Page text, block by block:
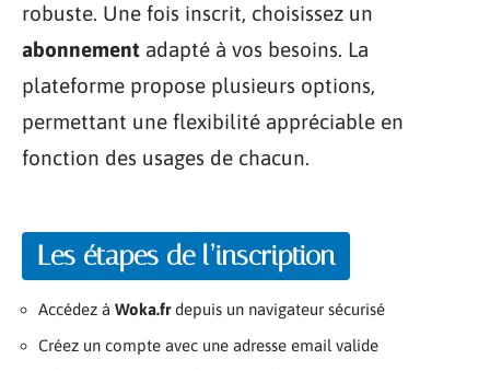
robuste. Une fois inscrit, choisissez un
abonnement adapté à vos besoins. La
plateforme propose plusieurs options,
permettant une flexibilité appréciable en
fonction des usages de chacun.
Les étapes de l’inscription
Accédez à Woka.frdepuis un navigateur sécurisé
Créez un compte avec une adresse email valide